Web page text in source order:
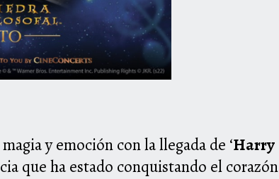
y emoción con la llegada de ‘Harry
que ha estado conquistando el corazón